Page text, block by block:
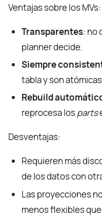
Ventajas sobre los MVs:
Transparentes: no
planner decide.
Siempre
tabla y son
Rebuild
reprocesa losparts
Desventajas:
Requieren más
de los datos con
Las proyecciones
menos flexibles que